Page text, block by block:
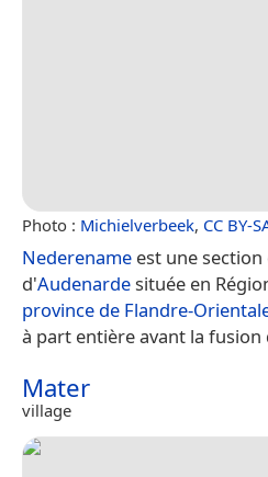
Photo : Michielverbeek, CC BY-
Nederename est une section
d'Audenardesituée en
province de Flandre-
à part entière avant la fusion
Mater
village